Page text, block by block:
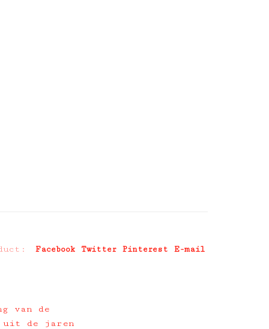
Facebook Twitter Pinterest E-mail
van de
uit de jaren